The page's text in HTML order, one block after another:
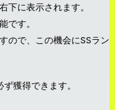
下に表示されます。
です。
ので、この機会にSSラン
獲得できます。